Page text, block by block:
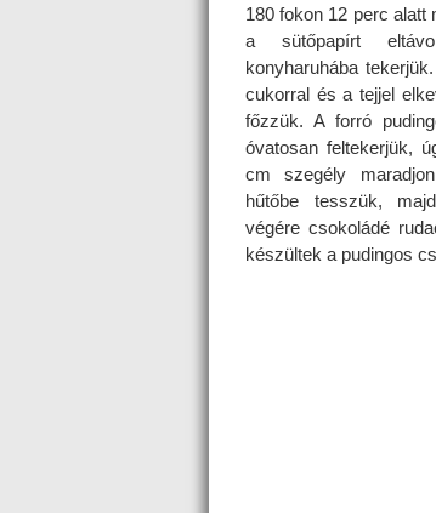
180 fokon 12 perc alatt
a sütőpapírt
konyharuhába
cukorral és a tejjel
főzzük. A forró
óvatosan feltekerjük,
cm szegély
hűtőbe tesszük,
végére csokoládé
készültek a pudingos